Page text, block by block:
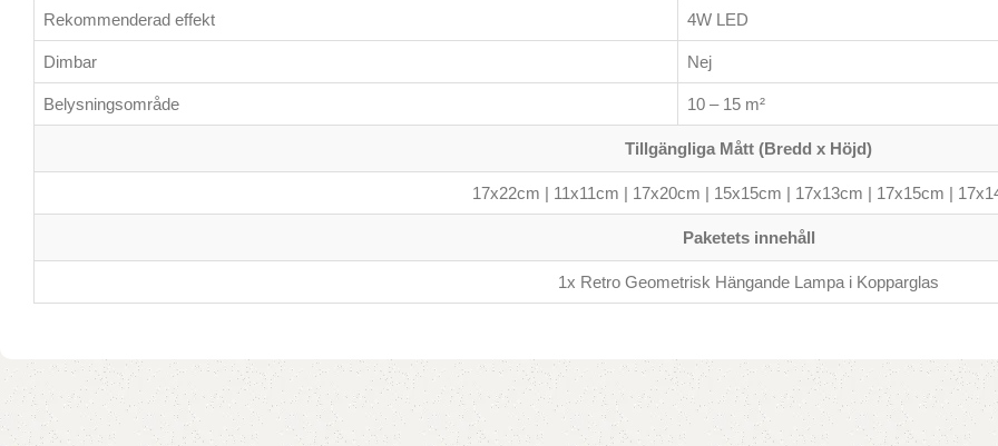
Rekommenderad effekt 4W LED
Dimbar Nej
Belysningsområde 10 – 15 m²
Tillgängliga Mått (Bredd x Höjd)
17x22cm | 11x11cm | 17x20cm | 15x15cm | 17x13cm | 17x15cm |
Paketets innehåll
1x Retro Geometrisk Hängande Lampa i Kopparglas